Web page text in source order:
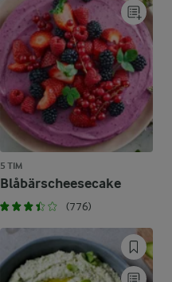
5 TIM
Blåbärscheesecake
(776)